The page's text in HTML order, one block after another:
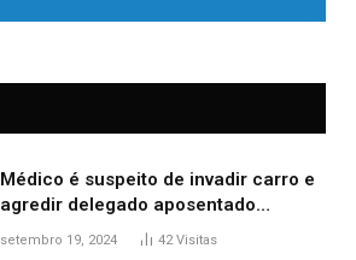
Médico é suspeito de invadir carro e
agredir delegado aposentado
durante confusão no trânsito
setembro 19, 2024 42Visitas